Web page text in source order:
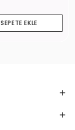
SEPETE EKLE